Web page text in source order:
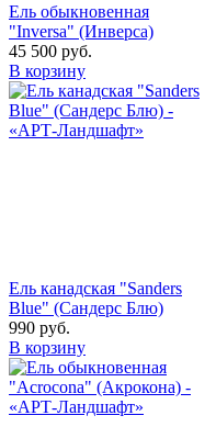
Ель обыкновенная
"Inversa" (Инверса)
45 500 руб.
В корзину
Ель канадская "Sanders
Blue" (Сандерс Блю)
990 руб.
В корзину